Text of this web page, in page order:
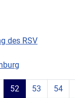
des RSV
Seite 52 von 71
52 53 54